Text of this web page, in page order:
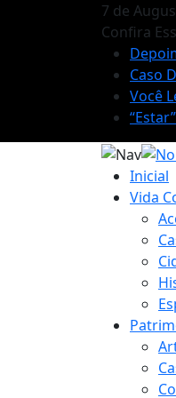
7 de
Confira
Caso
Você
Inicial
Vida